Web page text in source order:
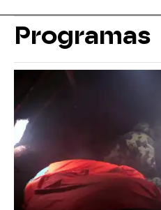
Programas